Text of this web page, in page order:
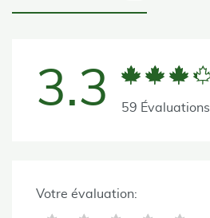
3.3 59 Évaluations
Votre évaluation: